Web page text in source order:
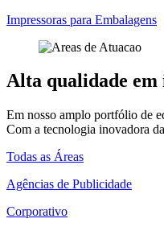
Impressoras para Embalagens
Alta qualidade em
Em nosso amplo portfólio de
Com a tecnologia inovadora
Todas as Áreas
Agências de Publicidade
Corporativo